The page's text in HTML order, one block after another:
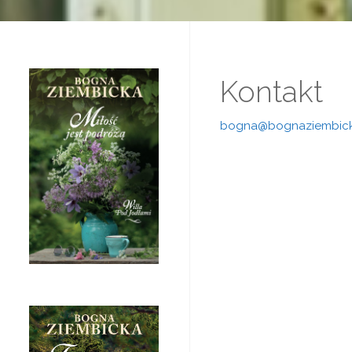
Kontakt